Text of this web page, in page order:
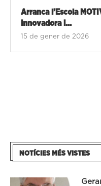
Arranca l’Escola
innovadora i...
15 de gener de 2026
NOTÍCIES MÉS VISTES